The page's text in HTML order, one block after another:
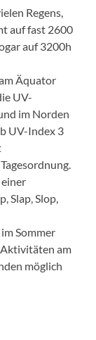
Regens,
auf fast 2600
auf 3200h
Äquator
UV-
im Norden
UV-Index 3
Slap, Slop,
Sommer
am
möglich